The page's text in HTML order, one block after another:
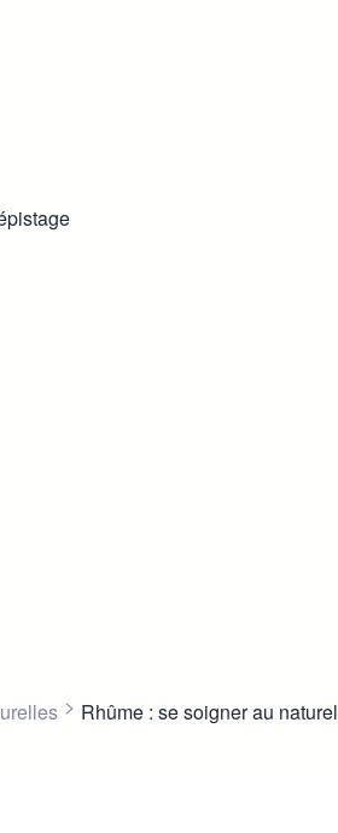
> Rhûme : se soigner au naturel